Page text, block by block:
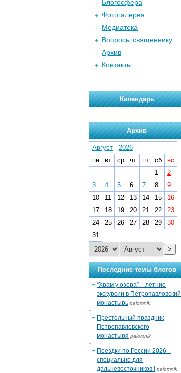
Блогосфера
Фотогалерея
Медиатека
Вопросы священнику
Архив
Контакты
Календарь
Архив
Август - 2026
пн
вт ср чт пт сб
вс
1
2
3
4 5 6 7 8
9
10
11 12 13 14 15
16
17
18 19 20 21 22
23
24
25 26 27 28 29
30
31
>
Последние темы блогов
“Храм у озера” – летние
экскурсии в Петропавловский
монастырь palomnik
Престольный праздник
Петропавловского
монастыря palomnik
Поездки по России 2026 –
специально для
дальневосточников ! palomnik